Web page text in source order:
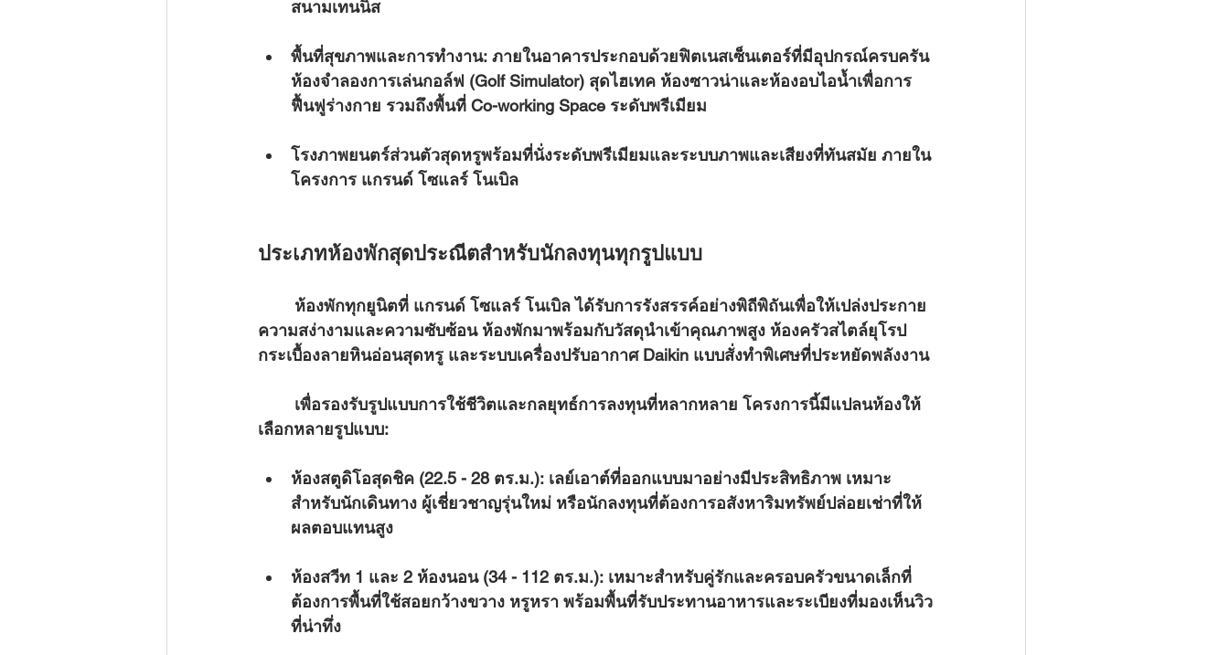
สนามเทนนิส
พื้นที่สุขภาพและการทำงาน: ภายในอาคารประกอบด้วยฟิตเนสเซ็นเตอร์ที่มีอุปกรณ์ครบครัน
ห้องจำลองการเล่นกอล์ฟ (Golf Simulator) สุดไฮเทค ห้องซาวน่าและห้องอบไอน้ำเพื่อการ
ฟื้นฟูร่างกาย รวมถึงพื้นที่ Co-working Space ระดับพรีเมียม
โรงภาพยนตร์ส่วนตัวสุดหรูพร้อมที่นั่งระดับพรีเมียมและระบบภาพและเสียงที่ทันสมัย ภายใน
โครงการ แกรนด์ โซแลร์ โนเบิล
ประเภทห้องพักสุดประณีตสำหรับนักลงทุนทุกรูปแบบ
ความสง่างามและความซับซ้อน ห้องพักมาพร้อมกับวัสดุนำเข้าคุณภาพสูง ห้องครัวสไตล์ยุโรป
กระเบื้องลายหินอ่อนสุดหรู และระบบเครื่องปรับอากาศ Daikin แบบสั่งทำพิเศษที่ประหยัดพลังงาน
เลือกหลายรูปแบบ:
ห้องสตูดิโอสุดชิค (22.5 - 28 ตร.ม.): เลย์เอาต์ที่ออกแบบมาอย่างมีประสิทธิภาพ เหมาะ
สำหรับนักเดินทาง ผู้เชี่ยวชาญรุ่นใหม่ หรือนักลงทุนที่ต้องการอสังหาริมทรัพย์ปล่อยเช่าที่ให้
ผลตอบแทนสูง
ห้องสวีท 1 และ 2 ห้องนอน (34 - 112 ตร.ม.): เหมาะสำหรับคู่รักและครอบครัวขนาดเล็กที่
ต้องการพื้นที่ใช้สอยกว้างขวาง หรูหรา พร้อมพื้นที่รับประทานอาหารและระเบียงที่มองเห็นวิว
ที่น่าทึ่ง